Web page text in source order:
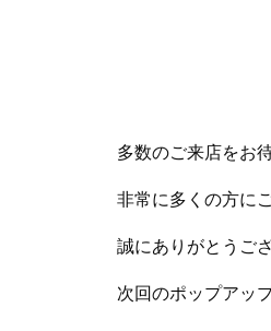
多数のご来店をお
非常に多くの方に
誠にありがとうご
次回のポップアッ